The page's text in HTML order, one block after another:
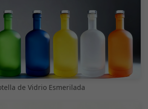
de Vidrio Esmerilada